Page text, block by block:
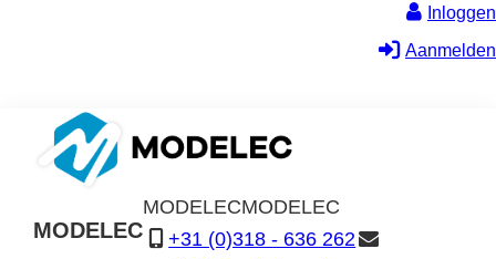
Inloggen
Aanmelden
MODELEC
MODELECMODELEC
+31 (0)318 - 636 262